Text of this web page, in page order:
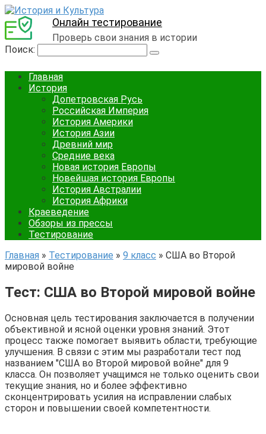
Онлайн тестирование
Проверь свои знания в истории
Поиск:
Главная
История
Допетровская Русь
Российская Империя
История Америки
История Азии
Древний мир
Средние века
Новая история Европы
Новейшая история Европы
История Австралии
История Африки
Краеведение
Обзоры из прессы
Тестирование
Главная » Тестирование » 9 класс » США во Второй
мировой войне
Тест: США во Второй мировой войне
Основная цель тестирования заключается в получении
объективной и ясной оценки уровня знаний. Этот
процесс также помогает выявить области, требующие
улучшения. В связи с этим мы разработали тест под
названием "США во Второй мировой войне" для 9
класса. Он позволяет учащимся не только оценить свои
текущие знания, но и более эффективно
сконцентрировать усилия на исправлении слабых
сторон и повышении своей компетентности.